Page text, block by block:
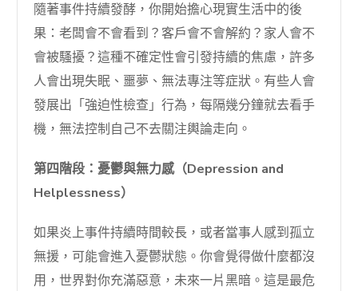
隨著事件持續發酵，你開始擔心現實生活中的後
果：老闆會不會看到？客戶會不會解約？家人會不
會被騷擾？這種不確定性會引發持續的焦慮，許多
人會出現失眠、噩夢、無法專注等症狀。有些人會
發展出「強迫性檢查」行為，每隔幾分鐘就去看手
機，無法控制自己不去關注輿論走向。
第四階段：憂鬱與無力感（Depression and
Helplessness）
如果炎上事件持續時間較長，或者當事人感到孤立
無援，可能會進入憂鬱狀態。你會覺得做什麼都沒
用，世界對你充滿惡意，未來一片黑暗。這是最危